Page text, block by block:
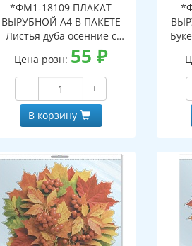
*ФМ1-18109 ПЛАКАТ
ВЫРУБНОЙ А4 В ПАКЕТЕ
Листья дуба осенние с
желудями (в
индивидуальной упаковке,
с европодвесом и клеевым
клапаном, двухсторонний,
ВД-лак)
Цена розн: 55₽
−
+
В корзину
с